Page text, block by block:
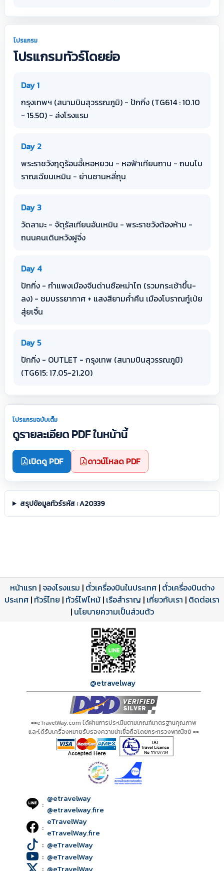
โปรแกรม
โปรแกรมทัวร์โดยย่อ
Day 1
กรุงเทพฯ (สนามบินสุวรรณภูมิ) - ปักกิ่ง (TG614 : 10.10
- 15.50) - ส่งโรงแรม
Day 2
พระราชวังฤดูร้อนอี้เหอหยวน - หอฟ้าเทียนถาน - ถนนโบ
ราณเฉียนเหมิน - ย่านซานหลี่ถุน
Day 3
วัดลามะ - จัตุรัสเทียนอันเหมิน - พระราชวังต้องห้าม -
ถนนคนเดินหวังฝูจิ่ง
Day 4
ปักกิ่ง - กำแพงเมืองจีนด่านซือหม่าไถ (รวมกระเช้าขึ้น-
ลง) - ชมบรรยากาศ + แสงสียามค่ำคืน เมืองโบราณกู๋เป่ย
สุ่ยเจิ้น
Day 5
ปักกิ่ง - OUTLET - กรุงเทพ (สนามบินสุวรรณภูมิ)
(TG615: 17.05-21.20)
โปรแกรมฉบับเต็ม
ดูรายละเอียด PDF ในหน้านี้
เปิดดู PDF ดาวน์โหลด PDF
สรุปข้อมูลทัวร์รหัส : A20339
โปรแกรมทัวร์
ดาวน์โหลด PDF
รีวิวลูกค้าจริง
รีวิวจาก eTravelWay
เปิดหน้าเต็ม
ใบอนุญาตนำเที่ยว
เลขที่ 11/11450
เปิดหน้าเต็ม
หน้าแรก |จองโรงแรม | ตั๋วเครื่องบินในประเทศ| ตั๋วเครื่องบินต่าง
ประเทศ | ทัวร์ไทย | ทัวร์ไฟไหม้ | เรือสำราญ | เกี่ยวกับเรา | ติดต่อเรา
| นโยบายความเป็นส่วนตัว
@etravelway
==eTravelWay.com ได้ผ่านการประเมินตามเกณฑ์มาตรฐานคุณภาพ
และได้รับเครื่องหมายรับรองความน่าเชื่อถือโดยกระทรวงพาณิชย์ ==
: @etravelway
@etravelway.fire
: eTravelWay
eTravelWay.fire
: @eTravelWay
: @eTravelWay
: @eTravelWay